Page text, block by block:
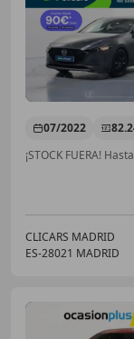
07/2022
¡STOCK FUERA!
CLICARS MADRID
ES-28021 MADRID